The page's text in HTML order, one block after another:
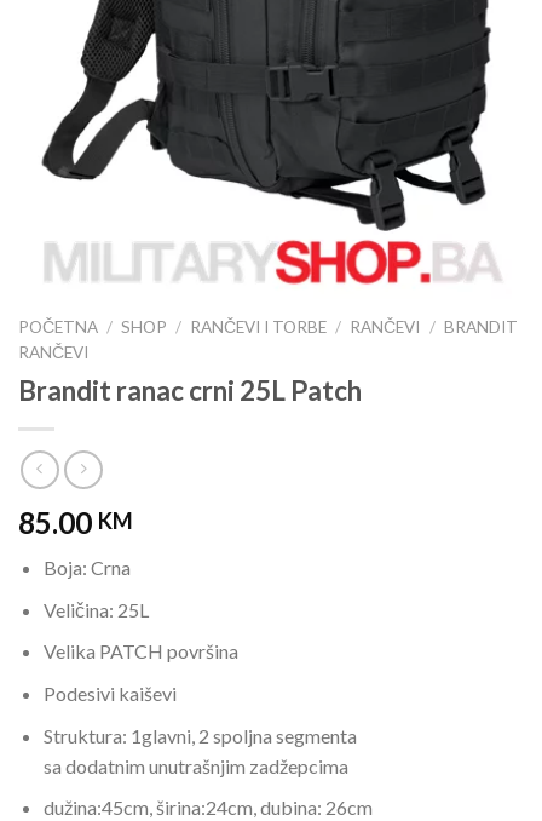
POČETNA / SHOP / RANČEVI I TORBE / RANČEVI / BRANDIT
RANČEVI
Brandit ranac crni 25L Patch
85.00 KM
Boja: Crna
Veličina: 25L
Velika PATCH površina
Podesivi kaiševi
Struktura: 1glavni, 2 spoljna segmenta
sa dodatnim unutrašnjim zadžepcima
dužina:45cm, širina:24cm, dubina: 26cm